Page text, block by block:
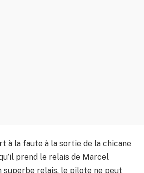
à la faute à la sortie de la chicane
prend le relais de Marcel
superbe relais, le pilote ne peut